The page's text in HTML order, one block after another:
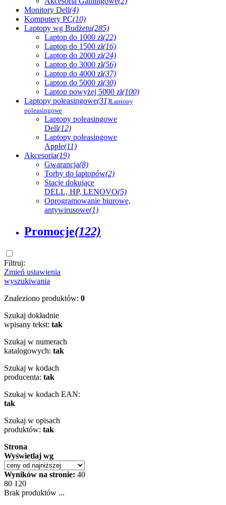
Monitory Dell(4)
Komputery PC(10)
Laptopy wg Budżetu(285)
Laptop do 1000 zł(22)
Laptop do 1500 zł(16)
Laptop do 2000 zł(24)
Laptop do 3000 zł(56)
Laptop do 4000 zł(37)
Laptop do 5000 zł(30)
Laptop powyżej 5000 zł(100)
Laptopy poleasingowe(31)Laptopy
poleasingowe
Laptopy poleasingowe
Dell(12)
Laptopy poleasingowe
Apple(11)
Akcesoria(19)
Gwarancja(8)
Torby do laptopów(2)
Stacje dokujące
DELL, HP, LENOVO(5)
Oprogramowanie biurowe,
antywirusowe(1)
Promocje(122)
Filtruj:
Zmień ustawienia
wyszukiwania
Znaleziono produktów: 0
Szukaj dokładnie
wpisany tekst: tak
Szukaj w numerach
katalogowych: tak
Szukaj w kodach
producenta: tak
Szukaj w kodach EAN:
tak
Szukaj w opisach
produktów: tak
Strona
Wyświetlaj wg
Wyników na stronie: 40
80 120
Brak produktów ...